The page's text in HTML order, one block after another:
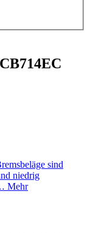
sind
niedrig
Mehr